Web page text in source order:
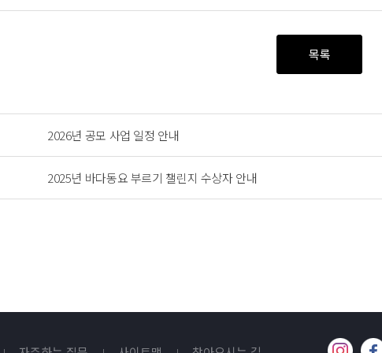
목록
2026년 공모 사업 일정 안내
2025년 바다동요 부르기 챌린지 수상자 안내